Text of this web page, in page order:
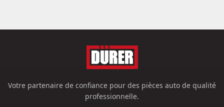
Votre partenaire de confiance pour des pièces auto de qualité
professionnelle.